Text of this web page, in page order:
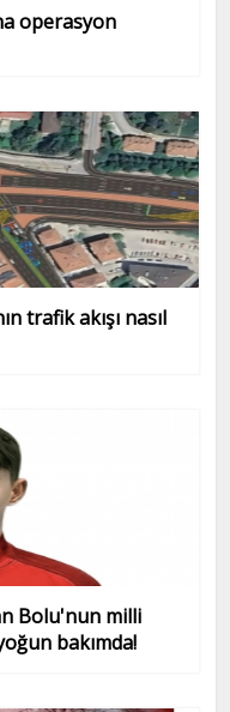
operasyon
trafik akışı nasıl
Bolu'nun milli
bakımda!